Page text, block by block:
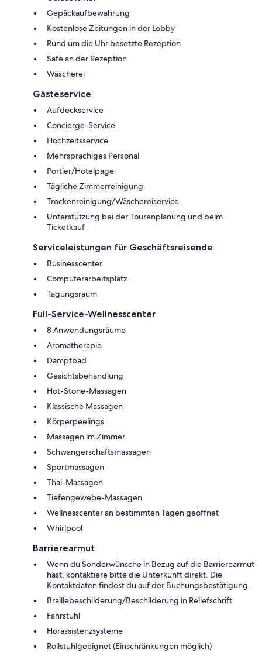
Gepäckaufbewahrung
Kostenlose Zeitungen in der Lobby
Rund um die Uhr besetzte Rezeption
Safe an der Rezeption
Wäscherei
Gästeservice
Aufdeckservice
Concierge-Service
Hochzeitsservice
Mehrsprachiges Personal
Portier/Hotelpage
Tägliche Zimmerreinigung
Trockenreinigung/Wäschereiservice
Unterstützung bei der Tourenplanung und beim
Ticketkauf
Serviceleistungen für Geschäftsreisende
Businesscenter
Computerarbeitsplatz
Tagungsraum
Full-Service-Wellnesscenter
8 Anwendungsräume
Aromatherapie
Dampfbad
Gesichtsbehandlung
Hot-Stone-Massagen
Klassische Massagen
Körperpeelings
Massagen im Zimmer
Schwangerschaftsmassagen
Sportmassagen
Thai-Massagen
Tiefengewebe-Massagen
Wellnesscenter an bestimmten Tagen geöffnet
Whirlpool
Barrierearmut
Wenn du Sonderwünsche in Bezug auf die Barrierearmut
hast, kontaktiere bitte die Unterkunft direkt. Die
Kontaktdaten findest du auf der Buchungsbestätigung.
Braillebeschilderung/Beschilderung in Reliefschrift
Fahrstuhl
Hörassistenzsysteme
Rollstuhlgeeignet (Einschränkungen möglich)